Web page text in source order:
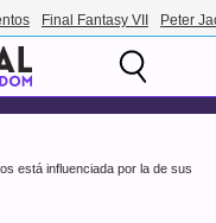
Final Fantasy VII Peter
está influenciada por la de sus